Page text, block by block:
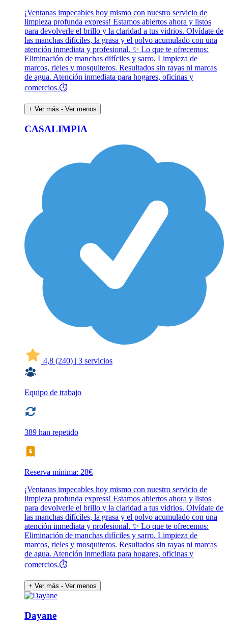
¡Ventanas impecables hoy mismo con nuestro servicio de
limpieza profunda express! Estamos abiertos ahora y listos
para devolverle el brillo y la claridad a tus vidrios. Olvídate de
las manchas difíciles, la grasa y el polvo acumulado con una
atención inmediata y profesional. ✨ Lo que te ofrecemos:
Eliminación de manchas difíciles y sarro. Limpieza de
marcos, rieles y mosquiteros. Resultados sin rayas ni marcas
de agua. Atención inmediata para hogares, oficinas y
comercios.⏱️
+ Ver más - Ver menos
CASALIMPIA
4,8 (240) | 3 servicios
Equipo de trabajo
389 han repetido
Reserva mínima: 28€
¡Ventanas impecables hoy mismo con nuestro servicio de
limpieza profunda express! Estamos abiertos ahora y listos
para devolverle el brillo y la claridad a tus vidrios. Olvídate de
las manchas difíciles, la grasa y el polvo acumulado con una
atención inmediata y profesional. ✨ Lo que te ofrecemos:
Eliminación de manchas difíciles y sarro. Limpieza de
marcos, rieles y mosquiteros. Resultados sin rayas ni marcas
de agua. Atención inmediata para hogares, oficinas y
comercios.⏱️
+ Ver más - Ver menos
Dayane